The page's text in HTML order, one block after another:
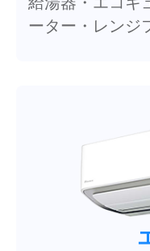
ーター・レンジ